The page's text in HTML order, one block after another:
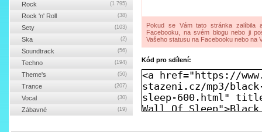
Pokud se Vám tato stránka zalíbila
Facebooku, na svém blogu nebo ji
Vašeho statusu na Facebooku nebo na
Kód pro sdílení:
Rock (1 795)
Rock 'n' Roll (38)
Sety (103)
Ska (2)
Soundtrack (56)
Techno (194)
Theme's (50)
Trance (207)
Vocal (30)
Zábavné (19)